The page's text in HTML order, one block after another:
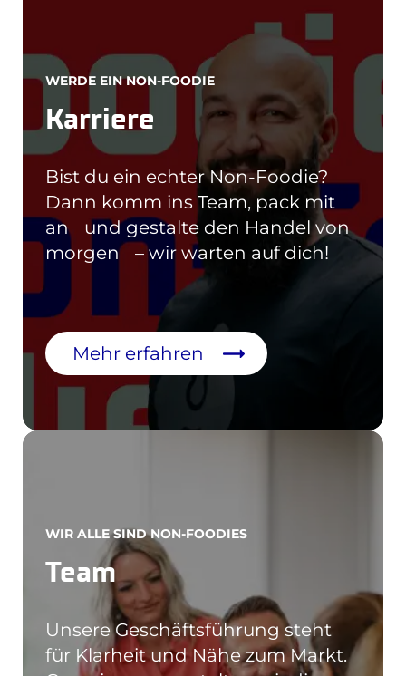
Karriere
WERDE EIN NON-FOODIE
Bist du ein echter Non-Foodie?
Dann komm ins Team, pack mit
an und gestalte den Handel von
morgen – wir warten auf dich!
Mehr erfahren
Team
WIR ALLE SIND NON-FOODIES
Unsere Geschäftsführung steht